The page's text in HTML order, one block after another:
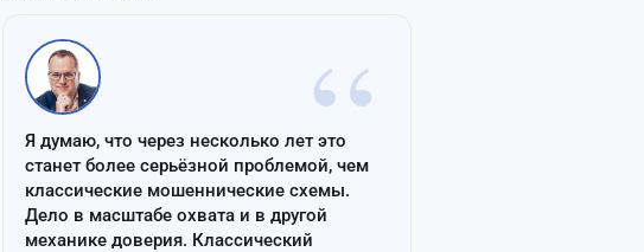
“
Я думаю, что через несколько лет это
станет более серьёзной проблемой, чем
классические мошеннические схемы.
Дело в масштабе охвата и в другой
механике доверия. Классический